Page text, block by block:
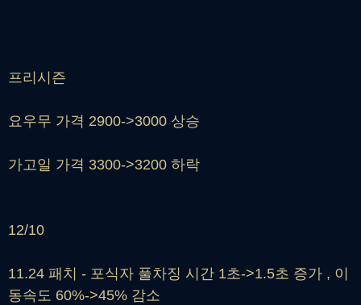
프리시즌
요우무 가격 2900->3000 상승
가고일 가격 3300->3200 하락
12/10
11.24 패치 - 포식자 풀차징 시간 1초->1.5초 증가 , 이
동속도 60%->45% 감소